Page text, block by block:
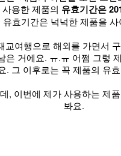
용한 제품의 유효기간은
유효기간은 넉넉한 제품을
교여행으로 해외를 가면서
은 거에요. ㅠ.ㅠ 어쩜 그렇
. 그 이후로는 꼭 제품의 유
, 이번에 제가 사용하는 제
봐요.